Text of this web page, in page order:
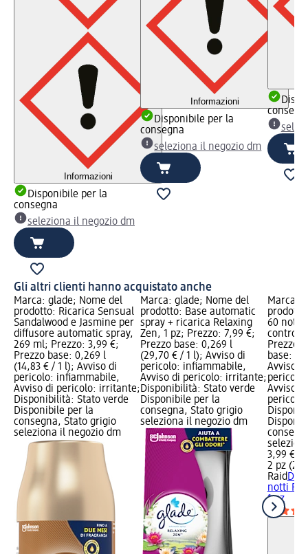
Informazioni
Disponibile per la
consegna
seleziona il negozio dm
Informazioni
Disponibile per la
consegna
seleziona il negozio dm
Gli altri clienti hanno acquistato anche
Marca: glade; Nome del
prodotto: Ricarica Sensual
Sandalwood e Jasmine per
diffusore automatic spray,
269 ml; Prezzo: 3,99 €;
Prezzo base: 0,269 l
(14,83 € / 1 l); Avviso di
pericolo: infiammabile,
Avviso di pericolo: irritante;
Disponibilità: Stato verde
Disponibile per la
consegna, Stato grigio
seleziona il negozio dm
Marca: glade; Nome del
prodotto: Base automatic
spray + ricarica Relaxing
Zen, 1 pz; Prezzo: 7,99 €;
Prezzo base: 0,269 l
(29,70 € / 1 l); Avviso di
pericolo: infiammabile,
Avviso di pericolo: irritante;
Disponibilità: Stato verde
Disponibile per la
consegna, Stato grigio
seleziona il negozio dm
Marca:
60 notti
contro
Prezzo:
base: 2
Avviso
Avviso
3,99 €
2 pz
Raid
notti
1 pz